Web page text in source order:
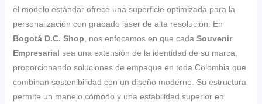
el modelo estándar ofrece una superficie optimizada para la
personalización con grabado láser de alta resolución. En
Bogotá D.C. Shop , nos enfocamos en que cada Souvenir
Empresarial sea una extensión de la identidad de su marca,
proporcionando soluciones de empaque en toda Colombia que
combinan sostenibilidad con un diseño moderno. Su estructura
permite un manejo cómodo y una estabilidad superior en